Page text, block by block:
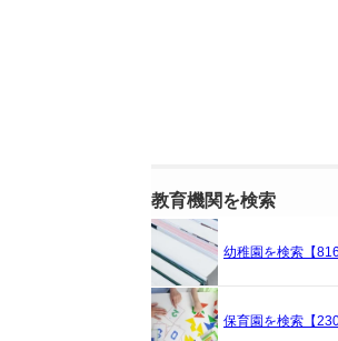
教育機関を検索
幼稚園を検索【
保育園を検索【